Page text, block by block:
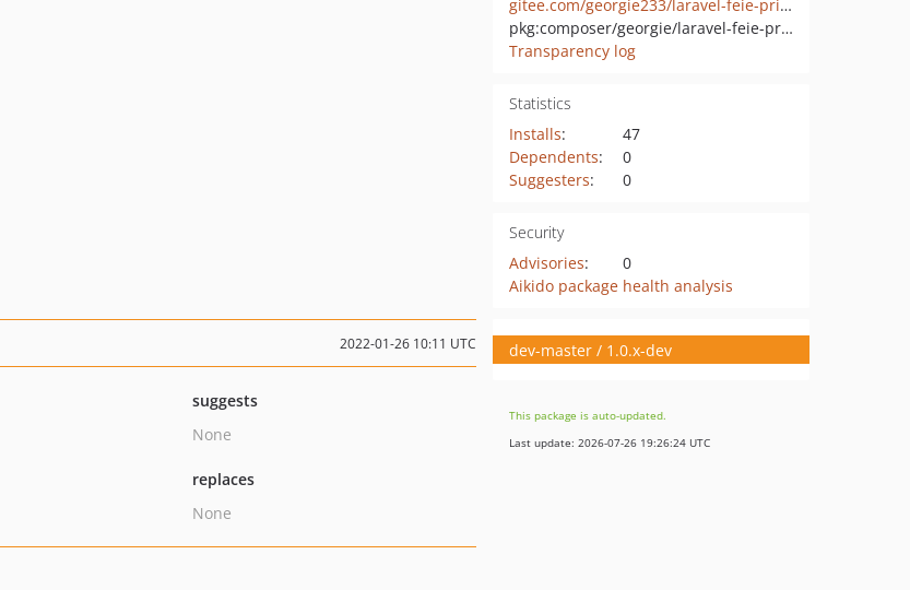
gitee.com/georgie233/laravel-feie-printer.git
pkg:composer/georgie/laravel-feie-printer
Transparency log
Statistics
Installs:
47
Dependents:
0
Suggesters: 0
Security
Advisories:
0
Aikido package health analysis
2022-01-26 10:11 UTC
suggests
None
replaces
None
dev-master / 1.0.x-dev
This package is auto-updated.
Last update: 2026-07-26 19:26:24 UTC